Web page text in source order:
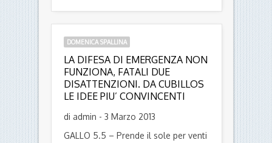
DOMENICA SPALLINA
LA DIFESA DI EMERGENZA NON
FUNZIONA, FATALI DUE
DISATTENZIONI. DA CUBILLOS
LE IDEE PIU’ CONVINCENTI
di admin - 3 Marzo 2013
GALLO 5.5 – Prende il sole per venti